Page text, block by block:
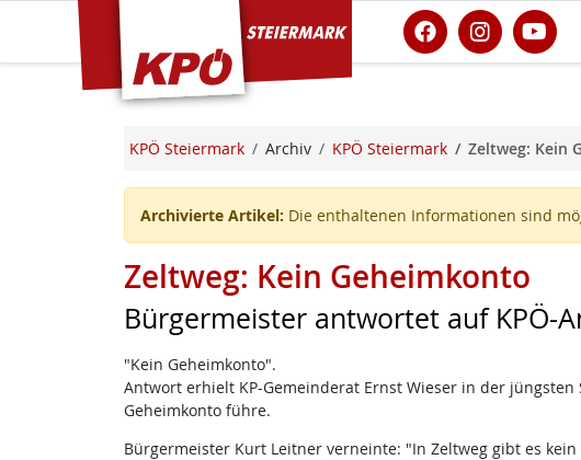
KPÖ Steiermark
KPÖ Steiermark Archiv KPÖ Steiermark Zeltweg: Kein
Archivierte Artikel: Die enthaltenen Informationen sind
Zeltweg: Kein Geheimkonto
Bürgermeister antwortet auf KPÖ-
"Kein Geheimkonto".
Antwort erhielt KP-Gemeinderat Ernst Wieser in der
Geheimkonto führe.
Bürgermeister Kurt Leitner verneinte: "In Zeltweg gibt es